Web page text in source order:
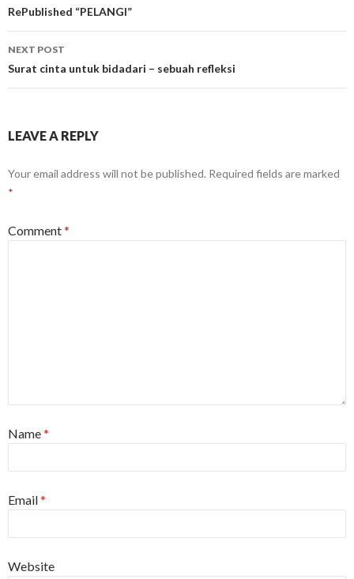
navigation
RePublished “PELANGI”
NEXT POST
Surat cinta untuk bidadari – sebuah refleksi
LEAVE A REPLY
Your email address will not be published. Required fields are marked
*
Comment*
Name*
Email*
Website